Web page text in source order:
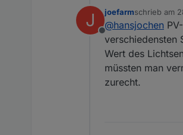
J
Offline
joefarmschrieb am
zuletzt
@hansjochen
verschiedensten
Wert des
müssten man
zurecht.